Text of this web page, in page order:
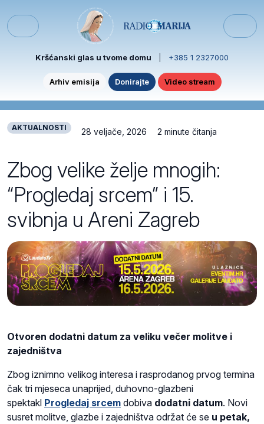
Menu
Kršćanski glas u tvome domu +385 1 2327000
Arhiv emisija Donirajte Video stream
AKTUALNOSTI 28 veljače, 2026 2 minute čitanja
Zbog velike želje mnogih:
“Progledaj srcem” i 15.
svibnja u Areni Zagreb
Otvoren dodatni datum za veliku večer molitve i
zajedništva
Zbog iznimno velikog interesa i rasprodanog prvog termina
čak tri mjeseca unaprijed, duhovno-glazbeni
spektakl Progledaj srcem dobiva dodatni datum. Novi
susret molitve, glazbe i zajedništva održat će se u petak,